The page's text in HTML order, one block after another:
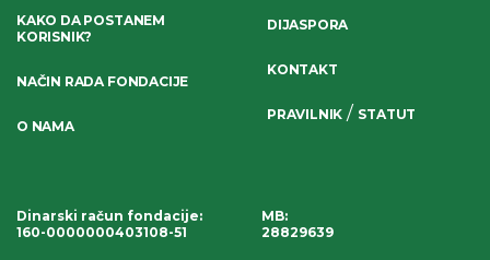
KAKO DA POSTANEM
KORISNIK?
NAČIN RADA FONDACIJE
O NAMA
DIJASPORA
KONTAKT
PRAVILNIK / STATUT
Dinarski račun fondacije:
160-0000000403108-51
MB:
28829639